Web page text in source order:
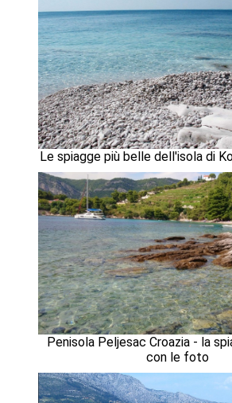
Le spiagge più belle dell'isola di
Penisola Peljesac Croazia - la
con le foto